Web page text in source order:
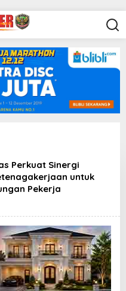
Perkuat Sinergi
untuk
Pekerja